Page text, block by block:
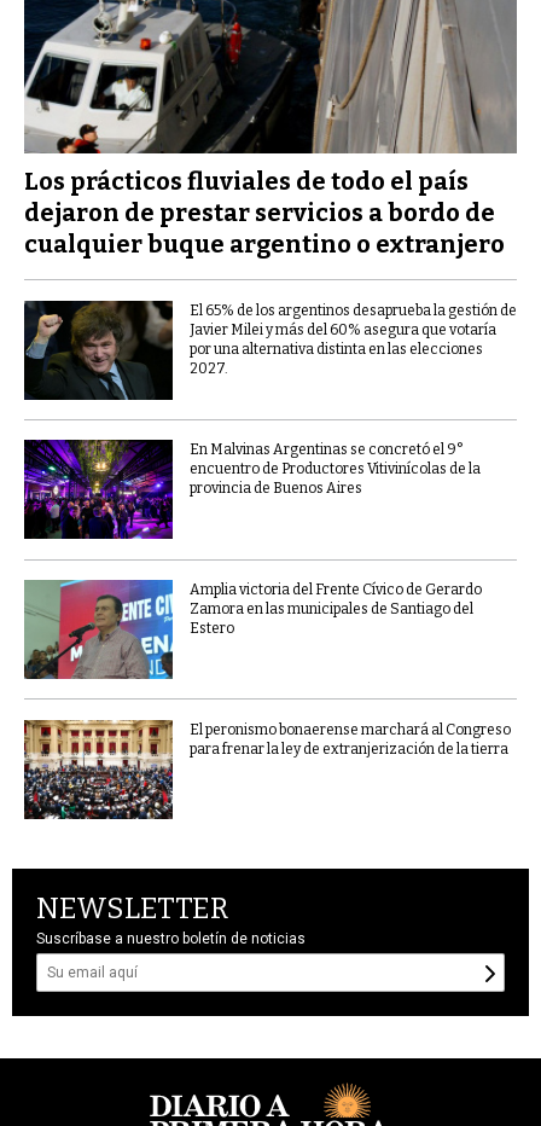
Los prácticos fluviales de todo el país
dejaron de prestar servicios a bordo de
cualquier buque argentino o extranjero
El 65% de los argentinos desaprueba la gestión de
Javier Milei y más del 60% asegura que votaría
por una alternativa distinta en las elecciones
2027.
En Malvinas Argentinas se concretó el 9°
encuentro de Productores Vitivinícolas de la
provincia de Buenos Aires
Amplia victoria del Frente Cívico de Gerardo
Zamora en las municipales de Santiago del
Estero
El peronismo bonaerense marchará al Congreso
para frenar la ley de extranjerización de la tierra
NEWSLETTER
Suscríbase a nuestro boletín de noticias